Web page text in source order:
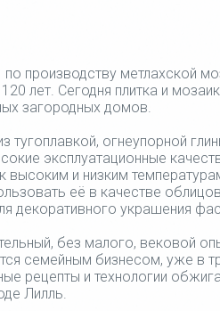
производству метлахской
лет. Сегодня плитка и
загородных домов.
тугоплавкой, огнеупорной
эксплуатационные
высоким и низким
её в качестве
декоративного украшения
без малого, вековой
семейным бизнесом, уже в
рецепты и технологии
Лилль.